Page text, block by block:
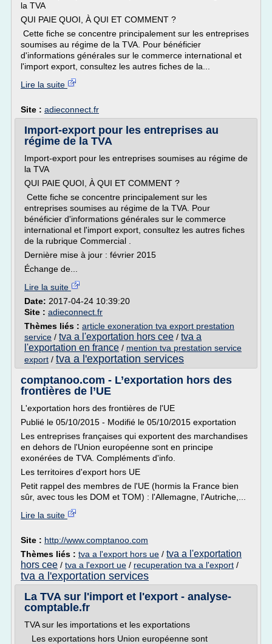
la TVA
QUI PAIE QUOI, À QUI ET COMMENT ?
Cette fiche se concentre principalement sur les entreprises
soumises au régime de la TVA. Pour bénéficier
d'informations générales sur le commerce international et
l'import export, consultez les autres fiches de la...
Lire la suite
Site : adieconnect.fr
Import-export pour les entreprises au
régime de la TVA
Import-export pour les entreprises soumises au régime de
la TVA
QUI PAIE QUOI, À QUI ET COMMENT ?
Cette fiche se concentre principalement sur les
entreprises soumises au régime de la TVA. Pour
bénéficier d'informations générales sur le commerce
international et l'import export, consultez les autres fiches
de la rubrique Commercial .
Dernière mise à jour : février 2015
Échange de...
Lire la suite
Date: 2017-04-24 10:39:20
Site : adieconnect.fr
Thèmes liés : article exoneration tva export prestation
service / tva a l'exportation hors cee / tva a
l'exportation en france / mention tva prestation service
export / tva a l'exportation services
comptanoo.com - L’exportation hors des
frontières de l’UE
L'exportation hors des frontières de l'UE
Publié le 05/10/2015 - Modifié le 05/10/2015 exportation
Les entreprises françaises qui exportent des marchandises
en dehors de l'Union européenne sont en principe
exonérées de TVA. Compléments d'info.
Les territoires d'export hors UE
Petit rappel des membres de l'UE (hormis la France bien
sûr, avec tous les DOM et TOM) : l'Allemagne, l'Autriche,...
Lire la suite
Site : http://www.comptanoo.com
Thèmes liés : tva a l'export hors ue / tva a l'exportation
hors cee / tva a l'export ue / recuperation tva a l'export /
tva a l'exportation services
La TVA sur l'import et l'export - analyse-
comptable.fr
TVA sur les importations et les exportations
Les exportations hors Union européenne sont